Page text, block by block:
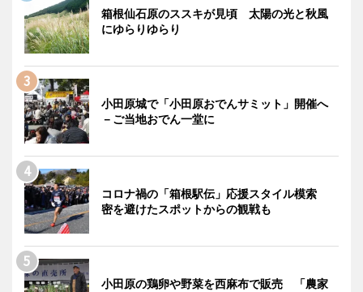
箱根仙石原のススキが見頃 太陽の光と秋風
にゆらりゆらり
小田原城で「小田原おでんサミット」開催へ
－ご当地おでん一堂に
コロナ禍の「箱根駅伝」応援スタイル模索
密を避けたスポットからの観戦も
小田原の鶏卵や野菜を西麻布で販売 「農家